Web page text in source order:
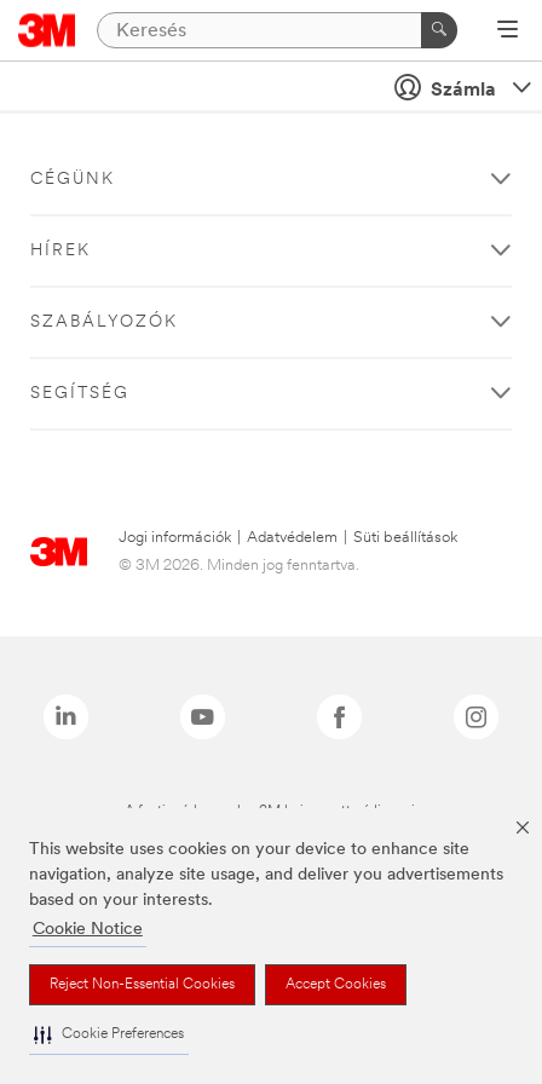
This website uses cookies on your device to enhance site
navigation, analyze site usage, and deliver you advertisements
based on your interests.
Cookie Notice
Reject Non-Essential Cookies Accept Cookies
Cookie Preferences
Számla
CÉGÜNK
HÍREK
SZABÁLYOZÓK
SEGÍTSÉG
Jogi információk Adatvédelem
Süti beállítások
© 3M 2026. Minden jog fenntartva.
A fenti márkanevek a 3M bejegyzett védjegyei.